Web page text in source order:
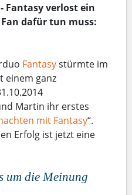
Fantasy verlost ein
dafür tun muss:
Fantasystürmte im
einem ganz
Martin ihr erstes
mit Fantasy“.
Erfolg ist jetzt eine
um die Meinung